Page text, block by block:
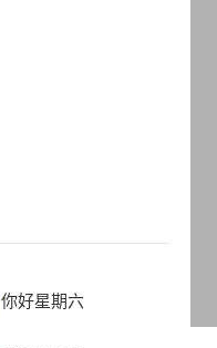
你好星期六